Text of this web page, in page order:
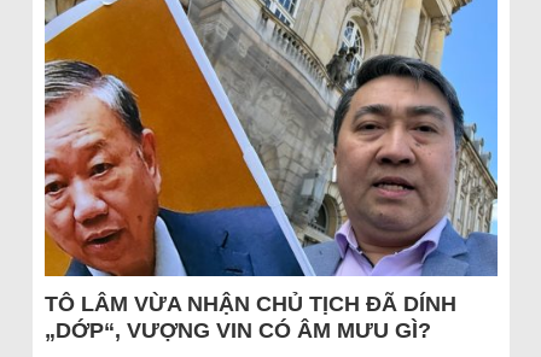
TÔ LÂM VỪA NHẬN CHỦ TỊCH ĐÃ DÍNH
„DỚP“, VƯỢNG VIN CÓ ÂM MƯU GÌ?